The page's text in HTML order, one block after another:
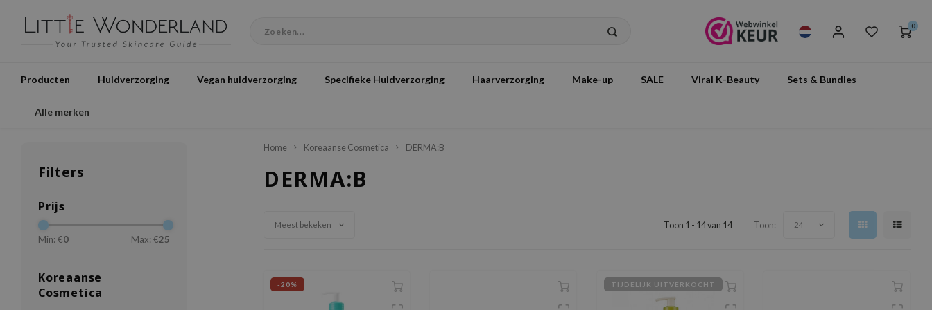
0
Producten Huidverzorging Vegan huidverzorging Specifieke Huidverzorging Haarverzorging Make-up SALE Viral K-Beauty Sets & Bundles
Alle merken
Filters
Prijs
Min: €0 Max: €25
Koreaanse
Cosmetica
Home Koreaanse Cosmetica DERMA:B
DERMA:B
Meest bekeken Toon 1 - 14 van 14 Toon: 24
-20% TIJDELIJK UITVERKOCHT